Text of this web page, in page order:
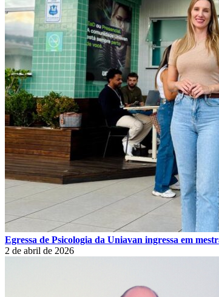
Egressa de Psicologia da Uniavan ingressa em
2 de abril de 2026